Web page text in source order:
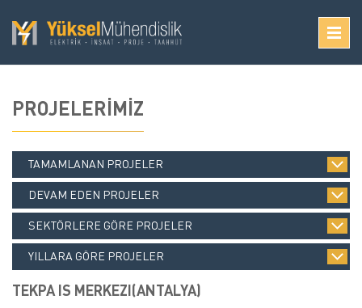
PROJELERİMİZ
TAMAMLANAN PROJELER
DEVAM EDEN PROJELER
SEKTÖRLERE GÖRE PROJELER
YILLARA GÖRE PROJELER
TEKPA IS MERKEZI(ANTALYA)